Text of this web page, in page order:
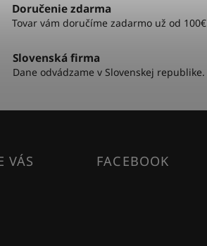
Doručenie zdarma
Tovar vám doručíme zadarmo už od 100€
Slovenská firma
Dane odvádzame v Slovenskej republike.
VÁS FACEBOOK